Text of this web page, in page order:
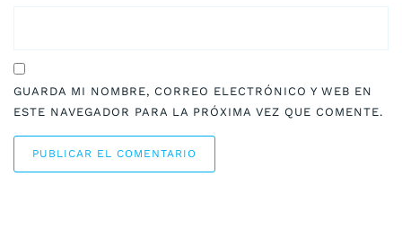
GUARDA MI NOMBRE, CORREO ELECTRÓNICO Y WEB EN
ESTE NAVEGADOR PARA LA PRÓXIMA VEZ QUE COMENTE.